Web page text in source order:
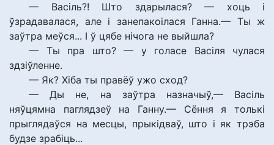
— Васіль?! Што здарылася? — хоць і
ўзрадавалася, але і занепакоілася Ганна.— Ты ж
заўтра меўся... І ў цябе нічога не выйшла?
— Ты пра што? — у голасе Васіля чулася
здзіўленне.
— Як? Хіба ты правёў ужо сход?
— Ды не, на заўтра назначыў,— Васіль
няўцямна паглядзеў на Ганну.— Сёння я толькі
прыглядаўся на месцы, прыкідваў, што і як трэба
будзе зрабіць...